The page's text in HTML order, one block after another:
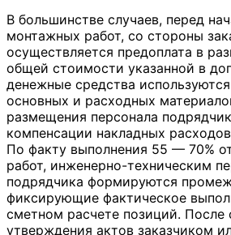
В большинстве случаев, перед
монтажных работ, со стороны
осуществляется предоплата в
общей стоимости указанной в
денежные средства
основных и расходных
размещения персонала
компенсации накладных
По факту выполнения 55 — 70%
работ, инженерно-техническим
подрядчика формируются
фиксирующие фактическое
сметном расчете позиций. После
утверждения актов заказчиком